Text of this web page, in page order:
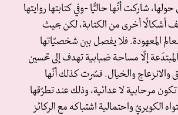
شاركت أنّها حاليًّا -وفي كتابتها روايتها
أشكالًا أخرى من الكتابة، لكن بحيث
المعهودة. فلا يفصل بين شخصيّاتها
المبتدَعة إلّا مساحة ضبابية تهدف إلى تحسين
والانزعاج والخيال. فسّرت كذلك أنّها
مرحابية لا عدائية، وذلك عند تطرّقها
الكويريّ واحتمالية اشتباكه مع الركائز